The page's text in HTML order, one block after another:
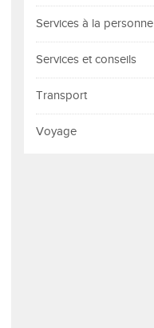
Services à la personne
Services et conseils
Transport
Voyage